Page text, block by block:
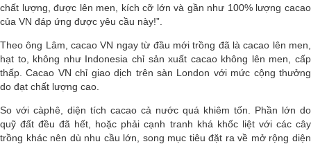
chất lượng, được lên men, kích cỡ lớn và gần như 100% lượng cacao
của VN đáp ứng được yêu cầu này!”.
Theo ông Lâm, cacao VN ngay từ đầu mới trồng đã là cacao lên men,
hạt to, không như Indonesia chỉ sản xuất cacao không lên men, cấp
thấp. Cacao VN chỉ giao dịch trên sàn London với mức cộng thưởng
do đạt chất lượng cao.
So với càphê, diện tích cacao cả nước quá khiêm tốn. Phần lớn do
quỹ đất đều đã hết, hoặc phải cạnh tranh khá khốc liệt với các cây
trồng khác nên dù nhu cầu lớn, song mục tiêu đặt ra về mở rộng diện